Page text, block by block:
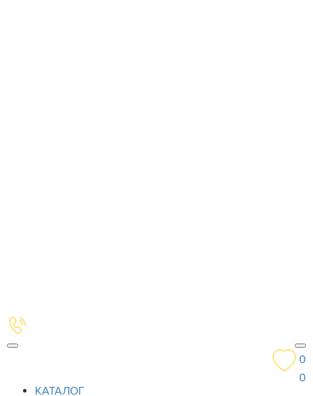
0
0
КАТАЛОГ